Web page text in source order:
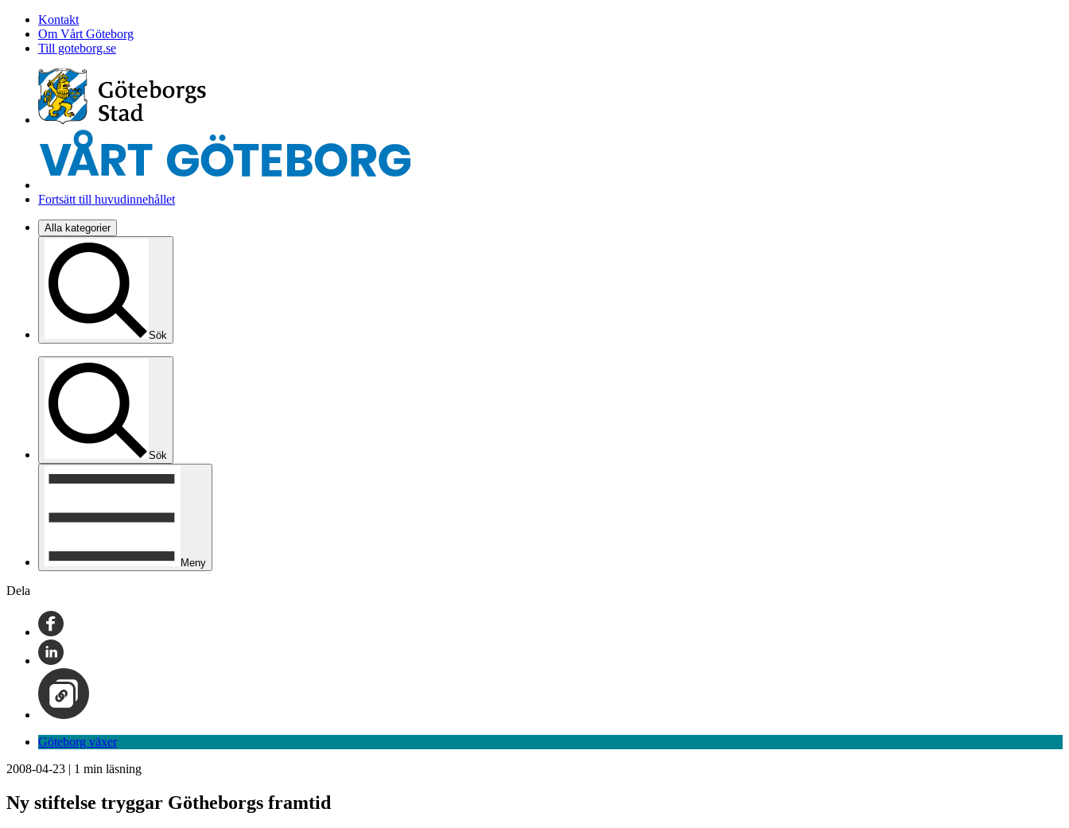
Kontakt
Om Vårt Göteborg
Till goteborg.se
Fortsätt till huvudinnehållet
Alla kategorier
Sök
Sök
Meny
Dela
Göteborg växer
2008-04-23 | 1 min läsning
Ny stiftelse tryggar Götheborgs framtid